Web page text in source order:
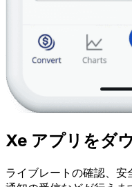
Xe アプリをダ
ライブレートの確認、安